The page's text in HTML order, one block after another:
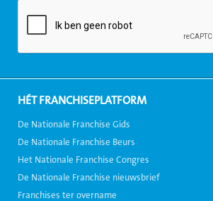
HÉT FRANCHISEPLATFORM
De Nationale Franchise Gids
De Nationale Franchise Beurs
Het Nationale Franchise Congres
De Nationale Franchise nieuwsbrief
Franchises ter overname